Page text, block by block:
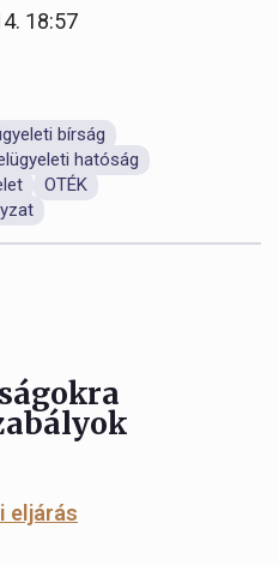
18:57
bírság
hatóság
OTÉK
eljárás